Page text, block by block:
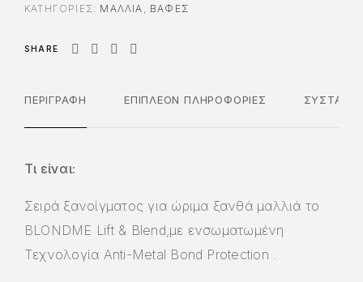
ΚΑΤΗΓΟΡΊΕΣ: ΜΑΛΛΙΑ ΒΑΦΈΣ
SHARE
ΠΕΡΙΓΡΑΦΉ ΕΠΙΠΛΈΟΝ ΠΛΗΡΟΦΟΡΊΕΣ
Τι είναι:
Σειρά ξανοίγματος για ώριμα ξανθά μαλλιά το
BLONDME Lift & Blend,με ενσωματωμένη
Τεχνολογία Anti-Metal Βond Protection .